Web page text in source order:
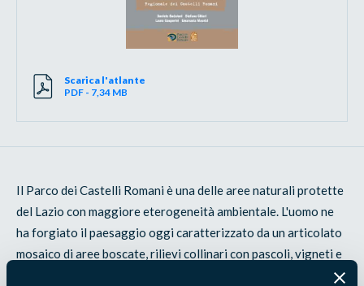
Scarica l'atlante
PDF - 7,34 MB
Il Parco dei Castelli Romani è una delle aree naturali protette
del Lazio con maggiore eterogeneità ambientale. L'uomo ne
ha forgiato il paesaggio oggi caratterizzato da un articolato
mosaico di aree boscate, rilievi collinari con pascoli, vigneti e
oliveti, conche lacustri, aree urbanizzate, centri storici e aree